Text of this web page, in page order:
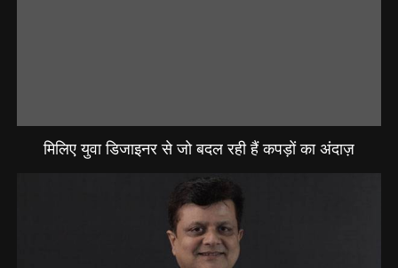
मिलिए युवा डिजाइनर से जो बदल रही हैं कपड़ों का अंदाज़